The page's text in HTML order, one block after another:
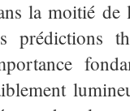
la moitié de
prédictions